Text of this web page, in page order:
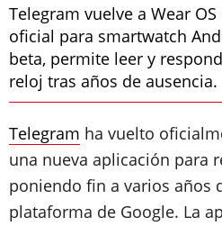
Telegram vuelve a Wear
oficial para smartwatch
beta, permite leer y
reloj tras años de ausencia.
Telegram ha vuelto
una nueva aplicación para
poniendo fin a varios años
plataforma de Google. La